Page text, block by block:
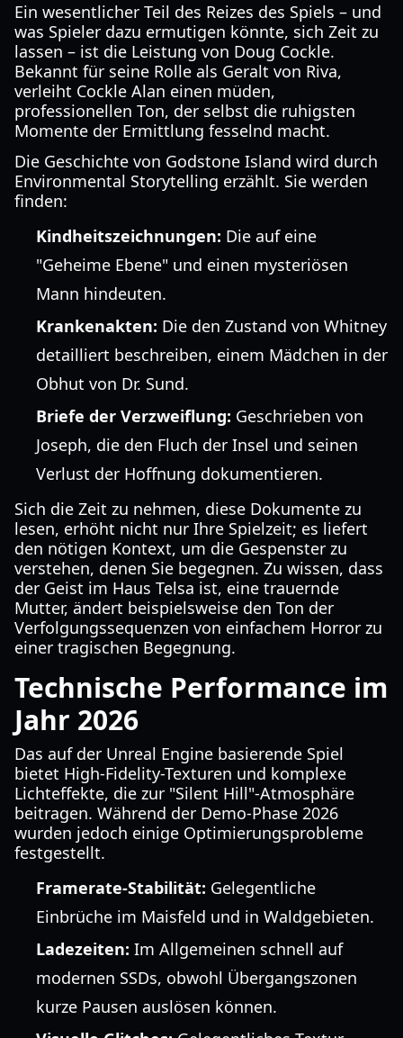
Ein wesentlicher Teil des Reizes des Spiels – und
was Spieler dazu ermutigen könnte, sich Zeit zu
lassen – ist die Leistung von Doug Cockle.
Bekannt für seine Rolle als Geralt von Riva,
verleiht Cockle Alan einen müden,
professionellen Ton, der selbst die ruhigsten
Momente der Ermittlung fesselnd macht.
Die Geschichte von Godstone Island wird durch
Environmental Storytelling erzählt. Sie werden
finden:
Kindheitszeichnungen: Die auf eine
"Geheime Ebene" und einen mysteriösen
Mann hindeuten.
Krankenakten: Die den Zustand von Whitney
detailliert beschreiben, einem Mädchen in der
Obhut von Dr. Sund.
Briefe der Verzweiflung: Geschrieben von
Joseph, die den Fluch der Insel und seinen
Verlust der Hoffnung dokumentieren.
Sich die Zeit zu nehmen, diese Dokumente zu
lesen, erhöht nicht nur Ihre Spielzeit; es liefert
den nötigen Kontext, um die Gespenster zu
verstehen, denen Sie begegnen. Zu wissen, dass
der Geist im Haus Telsa ist, eine trauernde
Mutter, ändert beispielsweise den Ton der
Verfolgungssequenzen von einfachem Horror zu
einer tragischen Begegnung.
Technische Performance im
Jahr 2026
Das auf der Unreal Engine basierende Spiel
bietet High-Fidelity-Texturen und komplexe
Lichteffekte, die zur "Silent Hill"-Atmosphäre
beitragen. Während der Demo-Phase 2026
wurden jedoch einige Optimierungsprobleme
festgestellt.
Framerate-Stabilität: Gelegentliche
Einbrüche im Maisfeld und in Waldgebieten.
Ladezeiten: Im Allgemeinen schnell auf
modernen SSDs, obwohl Übergangszonen
kurze Pausen auslösen können.